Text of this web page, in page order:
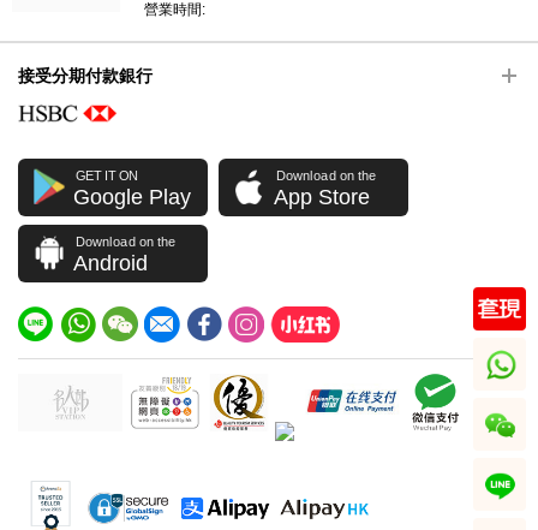
營業時間:
接受分期付款銀行
GET IT ON
Google Play
Download on the
App Store
Download on the
Android